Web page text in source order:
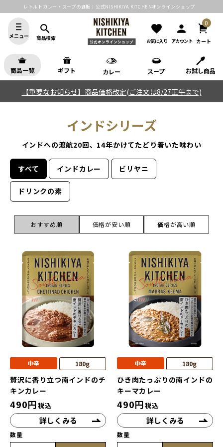
レトルトカレー・スープの通販｜公式NISHIKIYA KITCHENオンラインショップ
メニュー
search
商品検索
公式オンラインショップ
favorite
お気に入り
person
アカウント カート
0
商品一覧 ギフト カレー スープ お試し商品
【重要なお知らせ】商品価格改定(ご注文は8/27正午まで)
インドシリーズ
インドへの渡航20回、14年かけてたどり着いた味わい
すべて インドカレー ビリヤニ
ドリンクの素
おすすめ順 価格が安い順 価格が高い順
中辛 180g
贅沢に香り立つ南インドのチ
キンカレー
490円税込
詳しくみる
数量
中辛 180g
ひき肉たっぷりの南インドの
キーマカレー
490円税込
詳しくみる
数量